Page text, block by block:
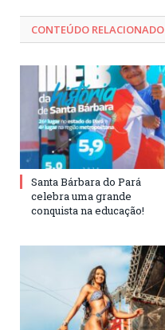
CONTEÚDO RELACIONADO
Santa Bárbara do Pará
celebra uma grande
conquista na educação!